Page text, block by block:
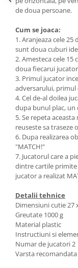
de doua persoane.
Cum se joaca:
1. Aranjeaza cele
sunt doua cuburi
2. Amesteca cele 15
doua fiecarui
3. Primul jucator
adversarului, primul
4. Cel de-al doilea
dupa bunul plac, un
5. Se repeta
reuseste sa traseze
6. Dupa realizarea
"MATCH!"
7. Jucatorul care a
dintre cartile primite
jucator a realizat
Detalii tehnice
Dimensiuni cutie 27
Greutate 1000 g
Material plastic
Instructiuni si
Numar de jucatori 2
Varsta recomandata